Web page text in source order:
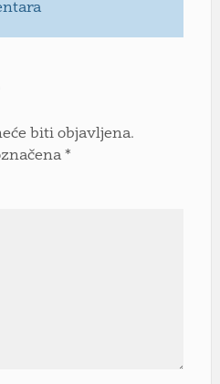
biti objavljena.
*